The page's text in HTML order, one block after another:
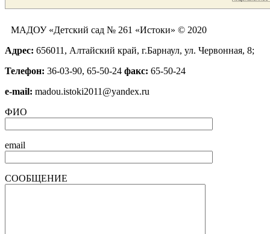
МАДОУ «Детский сад № 261 «Истоки» © 2020
Адрес: 656011, Алтайский край, г.Барнаул, ул. Червонная, 8;
Телефон: 36-03-90, 65-50-24 факс: 65-50-24
е-mail: madou.istoki2011@yandex.ru
ФИО
email
СООБЩЕНИЕ